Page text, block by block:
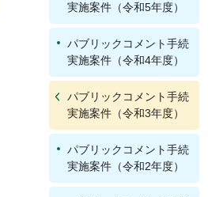
実施案件（令和5年度）
パブリックコメント手続
実施案件（令和4年度）
パブリックコメント手続
実施案件（令和3年度）
パブリックコメント手続
実施案件（令和2年度）